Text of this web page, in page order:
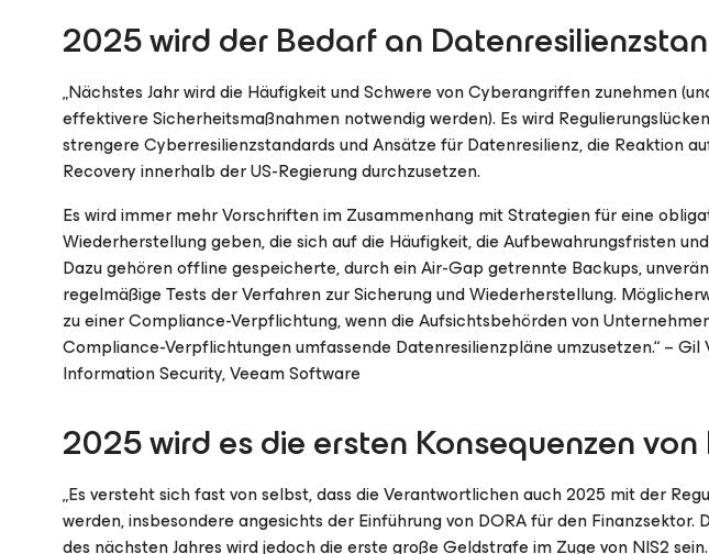
2025 wird der Bedarf an
„Nächstes Jahr wird die Häufigkeit und Schwere von Cyberangriffen zunehmen
effektivere Sicherheitsmaßnahmen notwendig werden). Es wird
strengere Cyberresilienzstandards und Ansätze für Datenresilienz, die Reaktion
Recovery innerhalb der US-Regierung durchzusetzen.
Es wird immer mehr Vorschriften im Zusammenhang mit Strategien für eine
Wiederherstellung geben, die sich auf die Häufigkeit, die Aufbewahrungsfristen
Dazu gehören offline gespeicherte, durch ein Air-Gap getrennte Backups,
regelmäßige Tests der Verfahren zur Sicherung und Wiederherstellung.
zu einer Compliance-Verpflichtung, wenn die Aufsichtsbehörden von
Compliance-Verpflichtungen umfassende Datenresilienzpläne umzusetzen.“ – Gil
Information Security, Veeam Software
2025 wird es die ersten Konsequenzen
„Es versteht sich fast von selbst, dass die Verantwortlichen auch 2025 mit der
werden, insbesondere angesichts der Einführung von DORA für den Finanzsektor.
des nächsten Jahres wird jedoch die erste große Geldstrafe im Zuge von NIS2